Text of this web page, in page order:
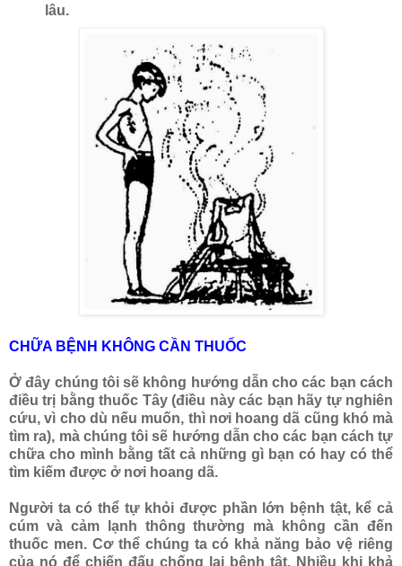
lâu.
CHỮA BỆNH KHÔNG CẦN THUỐC
Ở đây chúng tôi sẽ không hướng dẫn cho các bạn cách
điều trị bằng thuốc Tây (điều này các bạn hãy tự nghiên
cứu, vì cho dù nếu muốn, thì nơi hoang dã cũng khó mà
tìm ra), mà chúng tôi sẽ hướng dẫn cho các bạn cách tự
chữa cho mình bằng tất cả những gì bạn có hay có thể
tìm kiếm được ở nơi hoang dã.
Người ta có thể tự khỏi được phần lớn bệnh tật, kể cả
cúm và cảm lạnh thông thường mà không cần đến
thuốc men. Cơ thể chúng ta có khả năng bảo vệ riêng
của nó để chiến đấu chống lại bệnh tật. Nhiều khi khả